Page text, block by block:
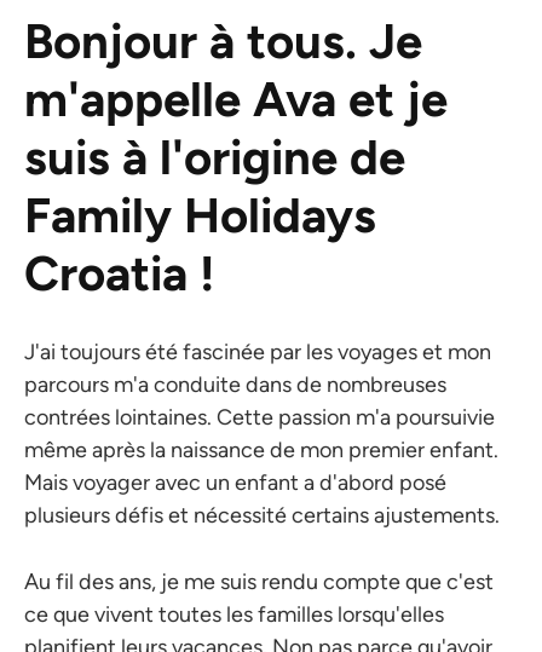
Bonjour à tous. Je
m'appelle Ava et je
suis à l'origine de
Family Holidays
Croatia !
J'ai toujours été fascinée par les voyages et mon
parcours m'a conduite dans de nombreuses
contrées lointaines. Cette passion m'a poursuivie
même après la naissance de mon premier enfant.
Mais voyager avec un enfant a d'abord posé
plusieurs défis et nécessité certains ajustements.
Au fil des ans, je me suis rendu compte que c'est
ce que vivent toutes les familles lorsqu'elles